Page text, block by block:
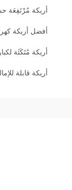
أريكة مُرْتَفِعَة
أفضل أريكة
أريكة مُتَكَئَة
أريكة قابلة